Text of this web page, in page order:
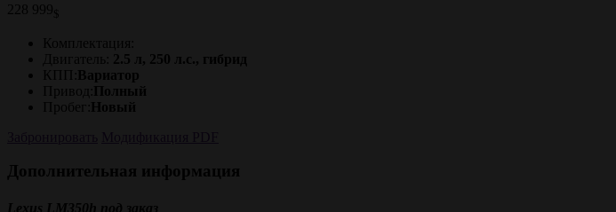
228 999 $
Комплектация:
Двигатель:
2.5 л, 250 л.с., гибрид
КПП:
Вариатор
Привод:
Полный
Пробег:
Новый
Дополнительная информация
Lexus LM350h под заказ